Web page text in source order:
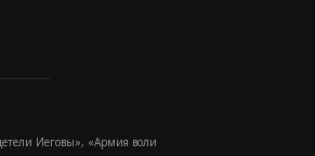
Иеговы», «Армия воли